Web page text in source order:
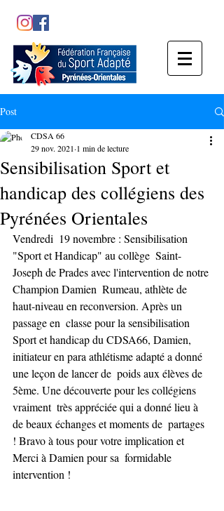
Post
Sensibilisation Sport et
handicap des collégiens des
Pyrénées Orientales
CDSA 66
29 nov. 2021 1 min de lecture
Vendredi  19 novembre : Sensibilisation
"Sport et Handicap" au collège  Saint-
Joseph de Prades avec l'intervention de notre
Champion Damien  Rumeau, athlète de
haut-niveau en reconversion. Après un
passage en  classe pour la sensibilisation
Sport et handicap du CDSA66, Damien,
initiateur en para athlétisme adapté a donné
une leçon de lancer de  poids aux élèves de
5ème. Une découverte pour les collégiens
vraiment  très appréciée qui a donné lieu à
de beaux échanges et moments de  partages
! Bravo à tous pour votre implication et
Merci à Damien pour sa  formidable
intervention !